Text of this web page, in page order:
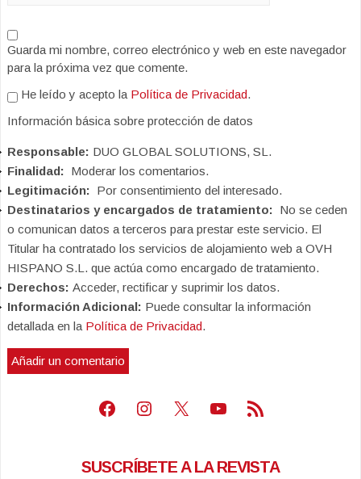
Guarda mi nombre, correo electrónico y web en este navegador
para la próxima vez que comente.
He leído y acepto la Política de Privacidad.
Información básica sobre protección de datos
Responsable: DUO GLOBAL SOLUTIONS, SL.
Finalidad: Moderar los comentarios.
Legitimación: Por consentimiento del interesado.
Destinatarios y encargados de tratamiento: No se ceden
o comunican datos a terceros para prestar este servicio. El
Titular ha contratado los servicios de alojamiento web a OVH
HISPANO S.L. que actúa como encargado de tratamiento.
Derechos: Acceder, rectificar y suprimir los datos.
Información Adicional: Puede consultar la información
detallada en la Política de Privacidad.
Facebook
Instagram
X Youtube
Feed RSS
SUSCRÍBETE A LA REVISTA